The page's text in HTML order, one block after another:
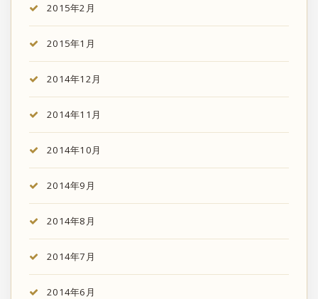
2015年2月
2015年1月
2014年12月
2014年11月
2014年10月
2014年9月
2014年8月
2014年7月
2014年6月